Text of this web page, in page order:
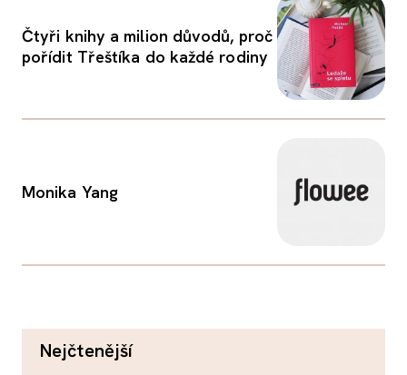
Čtyři knihy a milion důvodů, proč
pořídit Třeštíka do každé rodiny
Monika Yang
nejčtenější